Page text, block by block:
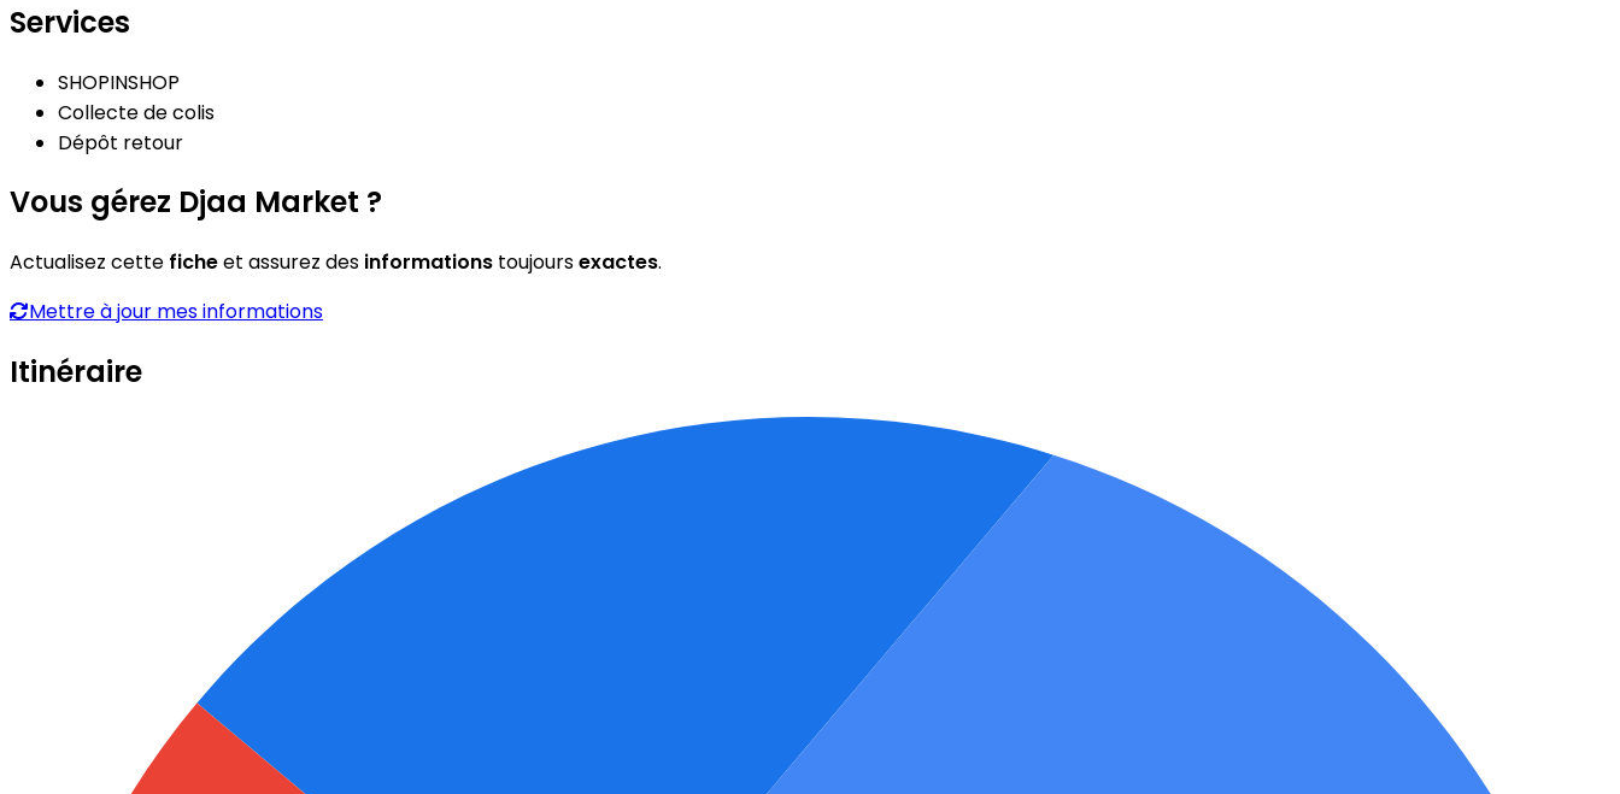
Services
SHOPINSHOP
Collecte de colis
Dépôt retour
Vous gérez Djaa Market ?
Actualisez cette ficheet assurez des informations toujoursexactes.
Mettre à jour mes informations
Itinéraire